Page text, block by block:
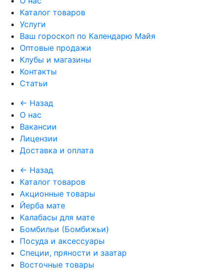
Каталог товаров
Услуги
Ваш гороскоп по Календарю Майя
Оптовые продажи
Клубы и магазины
Контакты
Статьи
← Назад
О нас
Вакансии
Лицензии
Доставка и оплата
← Назад
Каталог товаров
Акционные товары
Йерба мате
Калабасы для мате
Бомбильи (Бомбижьи)
Посуда и аксессуары
Специи, пряности и заатар
Восточные товары